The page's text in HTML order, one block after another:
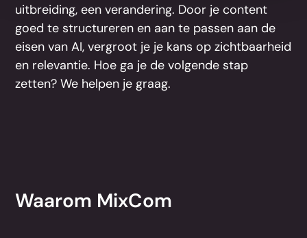
uitbreiding, een verandering. Door je content
goed te structureren en aan te passen aan de
eisen van AI, vergroot je je kans op zichtbaarheid
en relevantie. Hoe ga je de volgende stap
zetten? We helpen je graag.
Waarom MixCom